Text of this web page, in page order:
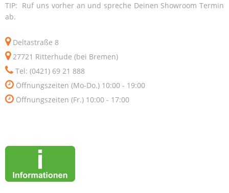
TIP: Ruf uns vorher an und spreche Deinen Showroom Termin
ab.
Deltastraße 8
27721 Ritterhude (bei Bremen)
Tel: (0421) 69 21 888
Öffnungszeiten (Mo-Do.) 10:00 - 19:00
Öffnungszeiten (Fr.) 10:00 - 17:00